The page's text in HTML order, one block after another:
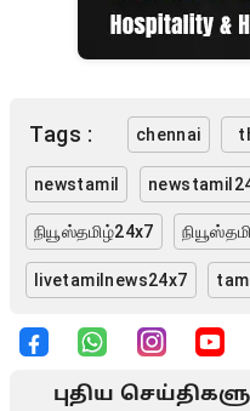
Tags : chennai
newstamil
நியூஸ்தமிழ்24x7
livetamilnews24x7
புதிய